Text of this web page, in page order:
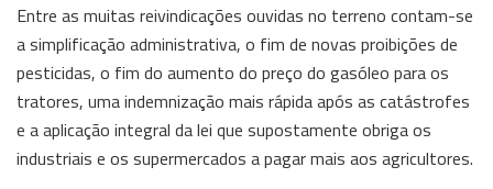
Entre as muitas reivindicações ouvidas no terreno contam-se
a simplificação administrativa, o fim de novas proibições de
pesticidas, o fim do aumento do preço do gasóleo para os
tratores, uma indemnização mais rápida após as catástrofes
e a aplicação integral da lei que supostamente obriga os
industriais e os supermercados a pagar mais aos agricultores.